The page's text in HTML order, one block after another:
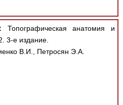
Топографическая анатомия и
3-е издание.
В.И., Петросян Э.А.